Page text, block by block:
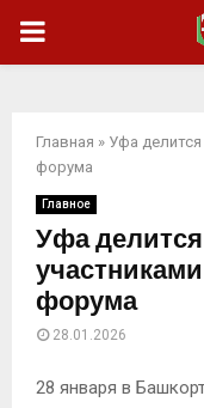
ОСНОВНОЕ
Главная » Уфа
форума
Главное
Уфа
форума
28.01.2026
28 января в